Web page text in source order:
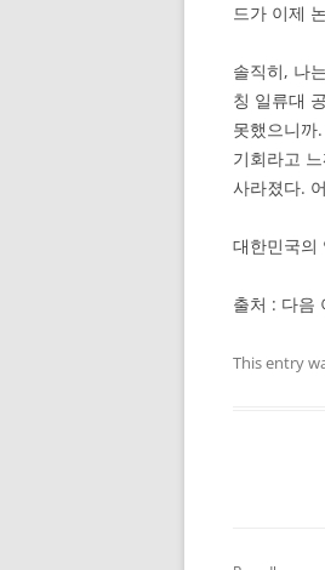
드가 이제
솔직히, 나
칭 일류대
못했으니까
기회라고
사라졌다.
대한민국의
출처 : 다음
This entry